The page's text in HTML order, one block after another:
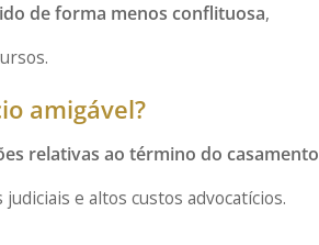
de forma menos conflituosa,
amigável?
relativas ao término do
e altos custos advocatícios.